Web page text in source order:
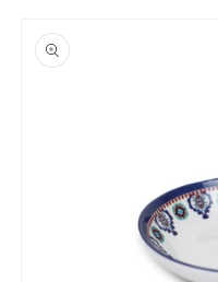
a la
información